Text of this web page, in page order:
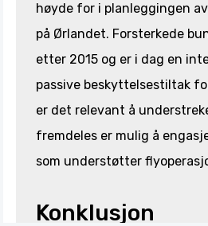
høyde for i planleggingen
på Ørlandet. Forsterkede
etter 2015 og er i dag en
passive beskyttelsestiltak
er det relevant å
fremdeles er mulig å
som understøtter
Konklusjon